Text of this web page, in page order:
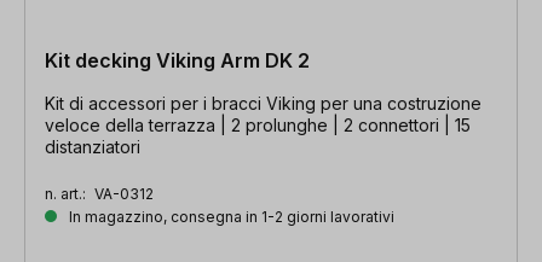
Kit decking Viking Arm DK 2
Kit di accessori per i bracci Viking per una costruzione
veloce della terrazza | 2 prolunghe | 2 connettori | 15
distanziatori
n. art.: VA-0312
In magazzino, consegna in 1-2 giorni lavorativi